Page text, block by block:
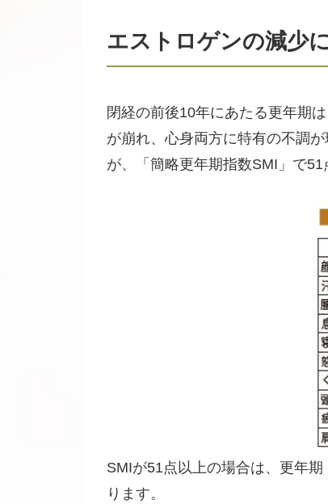
エストロゲンの減少
閉経の前後10年にあたる更年期
が崩れ、心身両方に特有の不調
が、「簡略更年期指数SMI」で51
SMIが51点以上の場合は、更年
ります。